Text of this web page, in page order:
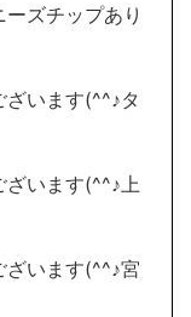
ズチップあり
ざいます(^^♪タ
ざいます(^^♪上
ざいます(^^♪宮